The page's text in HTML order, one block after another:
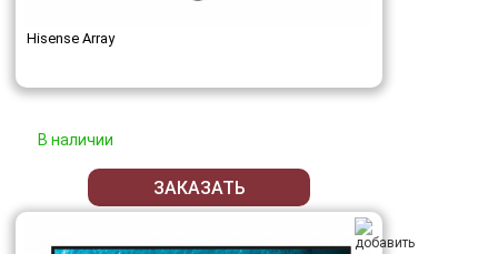
Hisense Array
В наличии
ЗАКАЗАТЬ